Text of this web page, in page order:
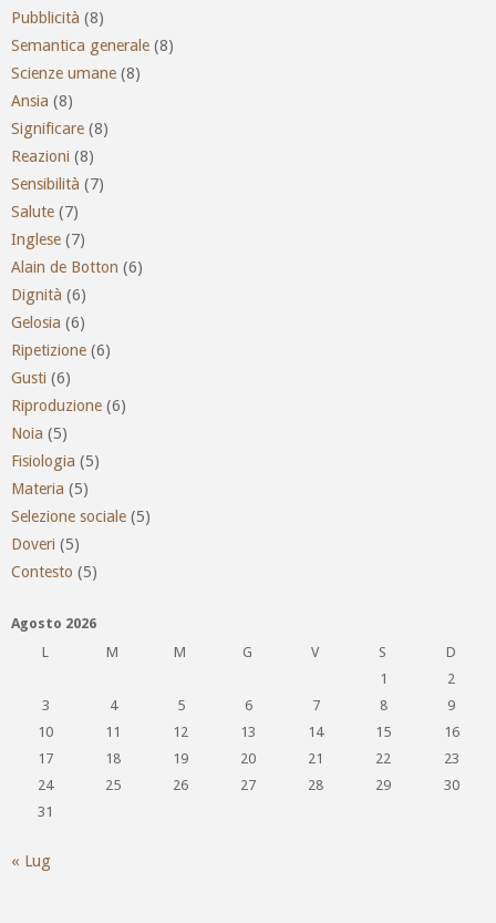
Pubblicità (8)
Semantica generale (8)
Scienze umane (8)
Ansia (8)
Significare (8)
Reazioni (8)
Sensibilità (7)
Salute (7)
Inglese (7)
Alain de Botton (6)
Dignità (6)
Gelosia (6)
Ripetizione (6)
Gusti (6)
Riproduzione (6)
Noia (5)
Fisiologia (5)
Materia (5)
Selezione sociale (5)
Doveri (5)
Contesto (5)
Agosto 2026
L
M M G V S
D
1
2
3
4 5 6 7 8
9
10
11 12 13 14 15
16
17
18 19 20 21 22
23
24
25 26 27 28 29
30
31
« Lug